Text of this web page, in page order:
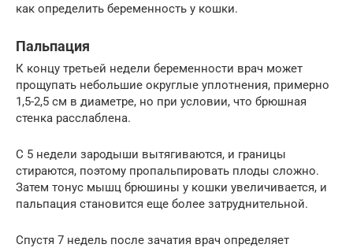
как определить беременность у кошки.
Пальпация
К концу третьей недели беременности врач может
прощупать небольшие округлые уплотнения, примерно
1,5-2,5 см в диаметре, но при условии, что брюшная
стенка расслаблена.
С 5 недели зародыши вытягиваются, и границы
стираются, поэтому пропальпировать плоды сложно.
Затем тонус мышц брюшины у кошки увеличивается, и
пальпация становится еще более затруднительной.
Спустя 7 недель после зачатия врач определяет